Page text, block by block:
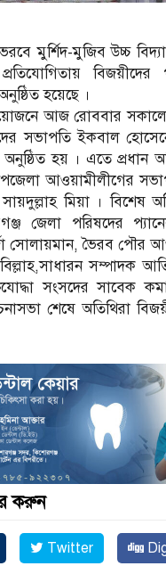
মুর্শিদ-মুজিব উচ্চ
হয়েছে ।
আজ রোববার সকালে
সভাপতি ইকবাল
হয় । এতে প্রধান
আওয়ামীলীগের
মিয়া । বিশেষ
জেলা পরিষদের
সোলায়মান, ভৈরব পৌর
সম্পাদক
সংসদের সাবেক
শেষে অতিথিরা
করুন
Twitter